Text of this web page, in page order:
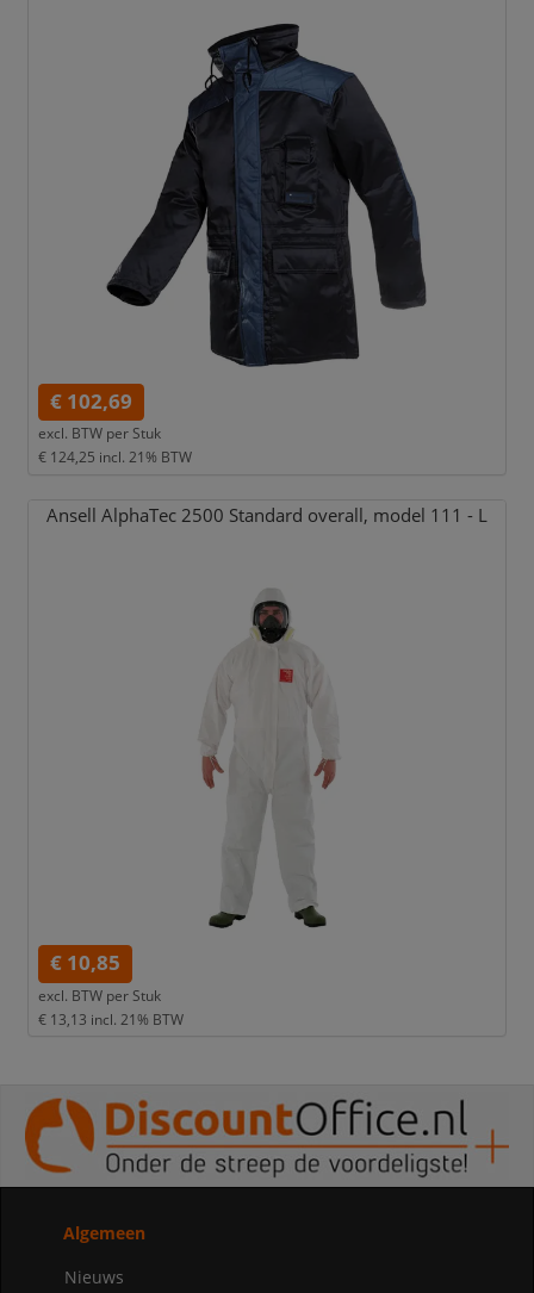
€ 102,69
excl. BTW per Stuk
€ 124,25 incl. 21% BTW
Ansell AlphaTec 2500 Standard overall, model 111 - L
€ 10,85
excl. BTW per Stuk
€ 13,13 incl. 21% BTW
Algemeen
Nieuws